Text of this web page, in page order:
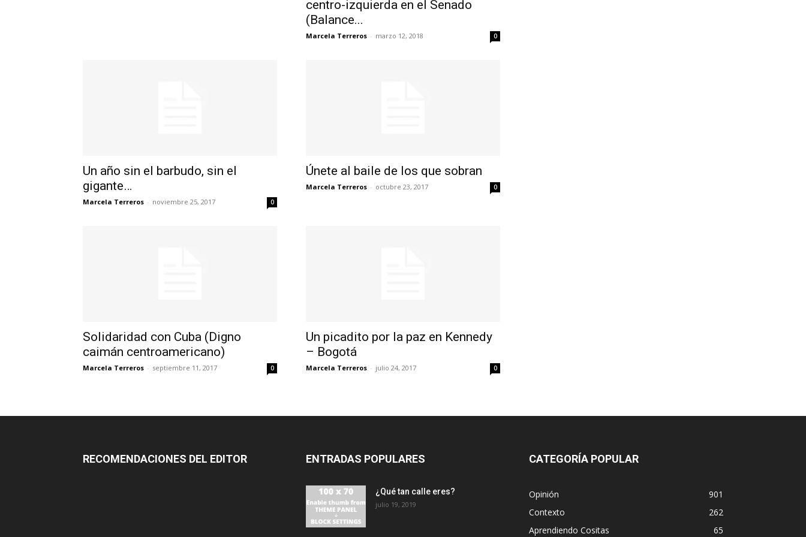
centro-izquierda en el Senado
(Balance...
Marcela Terreros - marzo 12, 2018 0
Un año sin el barbudo, sin el
gigante…
Marcela Terreros - noviembre 25, 2017 0
Únete al baile de los que sobran
Marcela Terreros - octubre 23, 2017 0
Solidaridad con Cuba (Digno
caimán centroamericano)
Marcela Terreros - septiembre 11, 2017 0
Un picadito por la paz en Kennedy
– Bogotá
Marcela Terreros - julio 24, 2017 0
RECOMENDACIONES DEL EDITOR ENTRADAS POPULARES
¿Qué tan calle eres?
julio 19, 2019
CATEGORÍA POPULAR
Opinión
901
Contexto
262
Aprendiendo Cositas
65